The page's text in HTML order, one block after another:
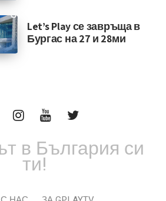
Let’s Play се завръща в
Бургас на 27 и 28ми
в България си
ти!